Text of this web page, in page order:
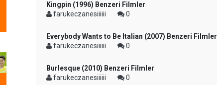
Kingpin (1996) Benzeri Filmler
farukeczanesiiiiii
0
Everybody Wants to Be Italian (2007) Benzeri Filmler
farukeczanesiiiiii
0
Burlesque (2010) Benzeri Filmler
farukeczanesiiiiii
0